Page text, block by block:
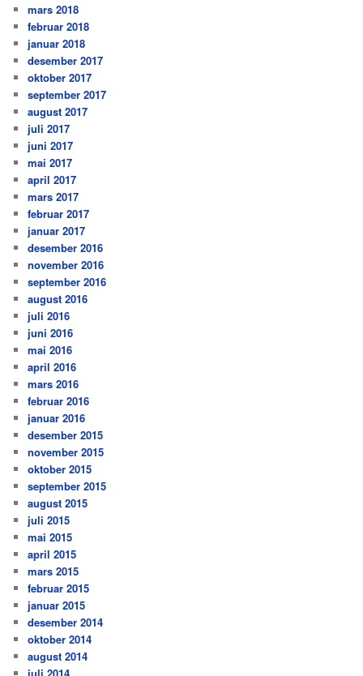
mars 2018
februar 2018
januar 2018
desember 2017
oktober 2017
september 2017
august 2017
juli 2017
juni 2017
mai 2017
april 2017
mars 2017
februar 2017
januar 2017
desember 2016
november 2016
september 2016
august 2016
juli 2016
juni 2016
mai 2016
april 2016
mars 2016
februar 2016
januar 2016
desember 2015
november 2015
oktober 2015
september 2015
august 2015
juli 2015
mai 2015
april 2015
mars 2015
februar 2015
januar 2015
desember 2014
oktober 2014
august 2014